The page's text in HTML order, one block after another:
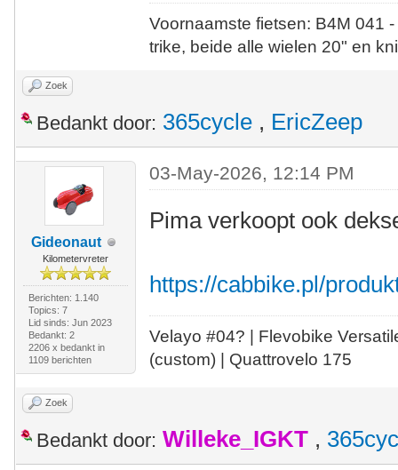
Voornaamste fietsen: B4M
trike, beide alle wielen 20" en
Zoek
Bedankt door: 365cycle , EricZeep
Gideonaut
Kilometervreter
Berichten: 1.140
Topics: 7
Lid sinds: Jun 2023
Bedankt: 2
2206 x bedankt in
1109 berichten
03-May-2026, 12:14 PM
Pima verkoopt ook
https://cabbike.pl/
Velayo #04? | Flevobike
(custom) | Quattrovelo 175
Zoek
Bedankt door: Willeke_IGKT ,